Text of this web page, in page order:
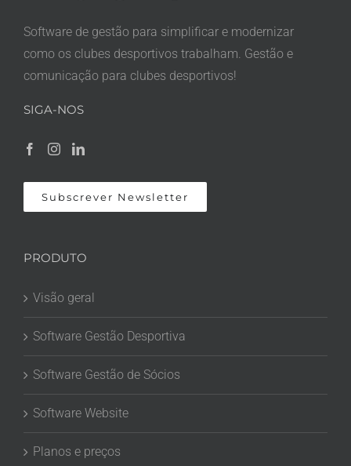
Software de gestão para simplificar e modernizar
como os clubes desportivos trabalham. Gestão e
comunicação para clubes desportivos!
SIGA-NOS
Subscrever Newsletter
PRODUTO
Visão geral
Software Gestão Desportiva
Software Gestão de Sócios
Software Website
Planos e preços